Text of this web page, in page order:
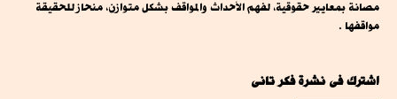
مصانة بمعايير حقوقية، لفهم الأحداث والمواقف بشكل متوازن، منحاز للحقيقة
مواقفها .
اشترك فى نشرة فكر تانى